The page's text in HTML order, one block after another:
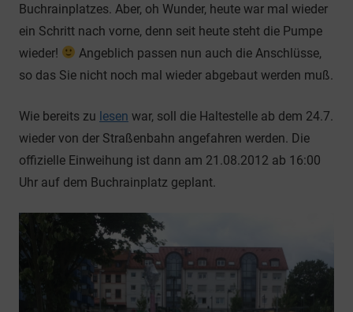
Buchrainplatzes. Aber, oh Wunder, heute war mal wieder
ein Schritt nach vorne, denn seit heute steht die Pumpe
wieder!
Angeblich passen nun auch die Anschlüsse,
so das Sie nicht noch mal wieder abgebaut werden muß.
Wie bereits zu lesen war, soll die Haltestelle ab dem 24.7.
wieder von der Straßenbahn angefahren werden. Die
offizielle Einweihung ist dann am 21.08.2012 ab 16:00
Uhr auf dem Buchrainplatz geplant.